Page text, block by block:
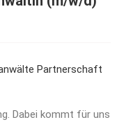
Partnerschaft
Dabei kommt für uns